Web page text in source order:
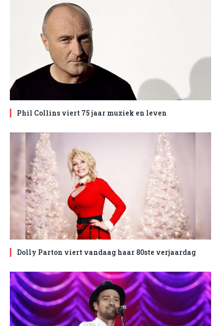
Phil Collins viert 75 jaar muziek en leven
Dolly Parton viert vandaag haar 80ste verjaardag